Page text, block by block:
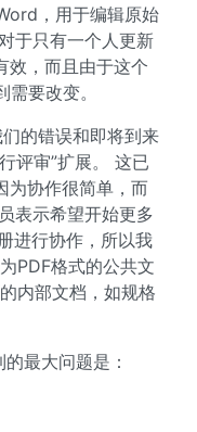
，用于编辑原始
于只有一个人更新
效，而且由于这个
要改变。
的错误和即将到来
评审”扩展。 这已
为协作很简单，而
表示希望开始更多
进行协作，所以我
PDF格式的公共文
内部文档，如规格
最大问题是：